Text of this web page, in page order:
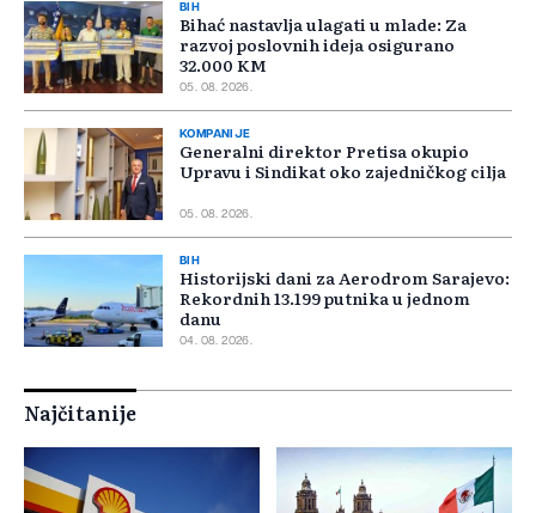
BIH
Bihać nastavlja ulagati u mlade: Za
razvoj poslovnih ideja osigurano
32.000 KM
05. 08. 2026.
KOMPANIJE
Generalni direktor Pretisa okupio
Upravu i Sindikat oko zajedničkog cilja
05. 08. 2026.
BIH
Historijski dani za Aerodrom Sarajevo:
Rekordnih 13.199 putnika u jednom
danu
04. 08. 2026.
Najčitanije